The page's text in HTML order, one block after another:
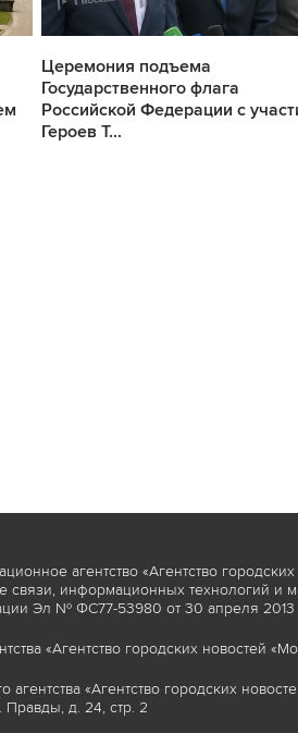
Церемония подъема
Государственного флага
Российской Федерации с
Героев Т...
агентство «Агентство
информационных технологий и
Эл № ФС77-53980 от 30 апреля 2013
«Агентство городских новостей
«Агентство городских
Правды, д. 24, стр. 2